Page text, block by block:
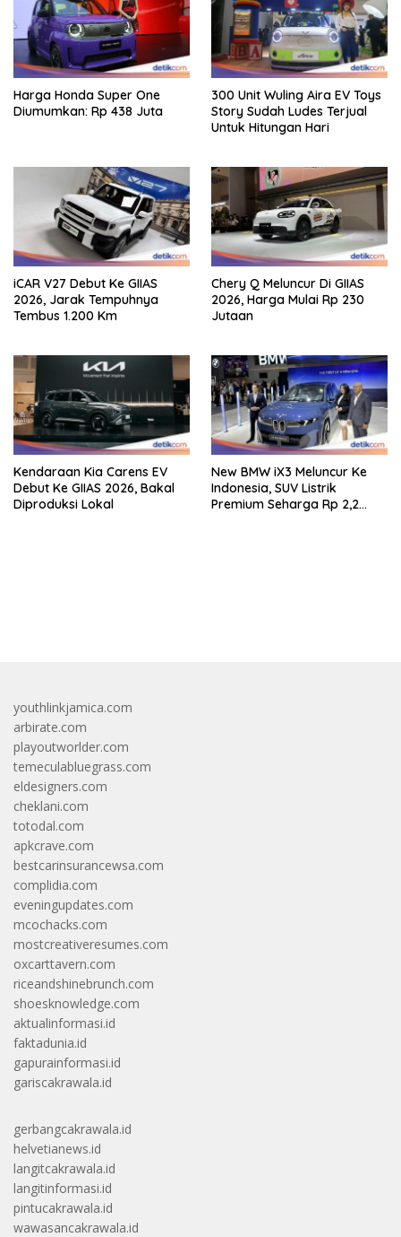
Harga Honda Super One
Diumumkan: Rp 438 Juta
300 Unit Wuling Aira EV Toys
Story Sudah Ludes Terjual
Untuk Hitungan Hari
iCAR V27 Debut Ke GIIAS
2026, Jarak Tempuhnya
Tembus 1.200 Km
Chery Q Meluncur Di GIIAS
2026, Harga Mulai Rp 230
Jutaan
Kendaraan Kia Carens EV
Debut Ke GIIAS 2026, Bakal
Diproduksi Lokal
New BMW iX3 Meluncur Ke
Indonesia, SUV Listrik
Premium Seharga Rp 2,2
youthlinkjamica.com
arbirate.com
playoutworlder.com
temeculabluegrass.com
eldesigners.com
cheklani.com
totodal.com
apkcrave.com
bestcarinsurancewsa.com
complidia.com
eveningupdates.com
mcochacks.com
mostcreativeresumes.com
oxcarttavern.com
riceandshinebrunch.com
shoesknowledge.com
aktualinformasi.id
faktadunia.id
gapurainformasi.id
gariscakrawala.id
gerbangcakrawala.id
helvetianews.id
langitcakrawala.id
langitinformasi.id
pintucakrawala.id
wawasancakrawala.id